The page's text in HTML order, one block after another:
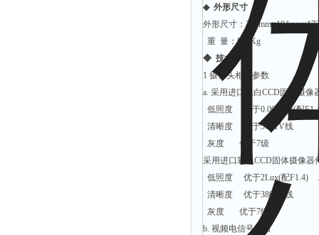
◆ 外形尺寸
外形尺寸：
重 量：约6Kg
◆ 技术参数
1 摄像头相关参数
a. 采用进口黑白CCD固体摄像
低照度 优于0.002Lux(配
清晰度 优于570TV线
灰度 优于7级
采用进口彩色CCD固体摄像器
低照度 优于2Lux(配F1.4)
清晰度 优于380TV线
灰度 优于7级
b. 视频电信号输出